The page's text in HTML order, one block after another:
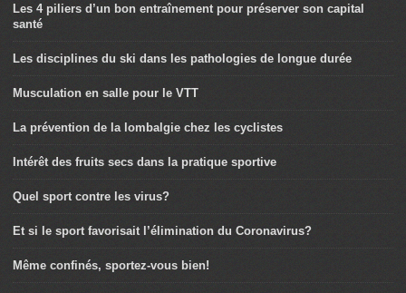
Les 4 piliers d’un bon entraînement pour préserver son capital
santé
Les disciplines du ski dans les pathologies de longue durée
Musculation en salle pour le VTT
La prévention de la lombalgie chez les cyclistes
Intérêt des fruits secs dans la pratique sportive
Quel sport contre les virus?
Et si le sport favorisait l’élimination du Coronavirus?
Même confinés, sportez-vous bien!